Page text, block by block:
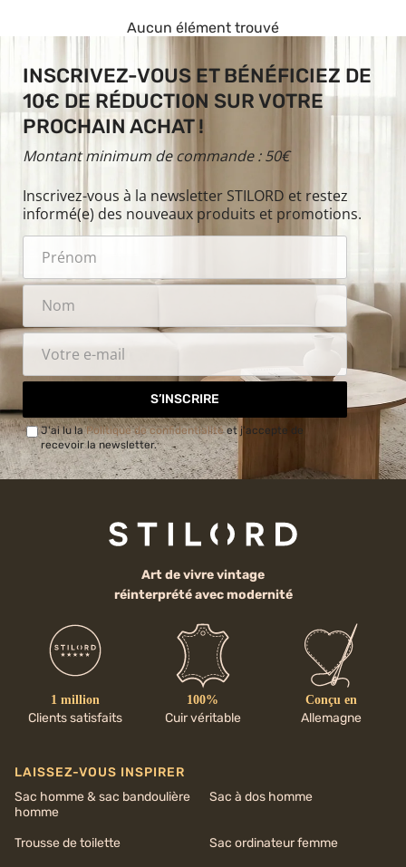
Aucun élément trouvé
INSCRIVEZ-VOUS ET BÉNÉFICIEZ DE
10€ DE RÉDUCTION SUR VOTRE
PROCHAIN ACHAT !
Montant minimum de commande : 50€
Inscrivez-vous à la newsletter STILORD et restez
informé(e) des nouveaux produits et promotions.
S’INSCRIRE
J'ai lu laPolitique de confidentialitéet j'accepte de
recevoir la newsletter.
Art de vivre vintage
réinterprété avec modernité
1 million
Clients satisfaits
100%
Cuir véritable
Conçu en
Allemagne
LAISSEZ-VOUS INSPIRER
Sac homme & sac bandoulière
homme
Sac à dos homme
Trousse de toilette
Sac ordinateur femme